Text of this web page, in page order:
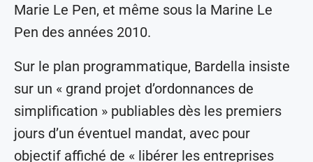
Marie Le Pen, et même sous la Marine Le
Pen des années 2010.
Sur le plan programmatique, Bardella insiste
sur un « grand projet d’ordonnances de
simplification » publiables dès les premiers
jours d’un éventuel mandat, avec pour
objectif affiché de « libérer les entreprises